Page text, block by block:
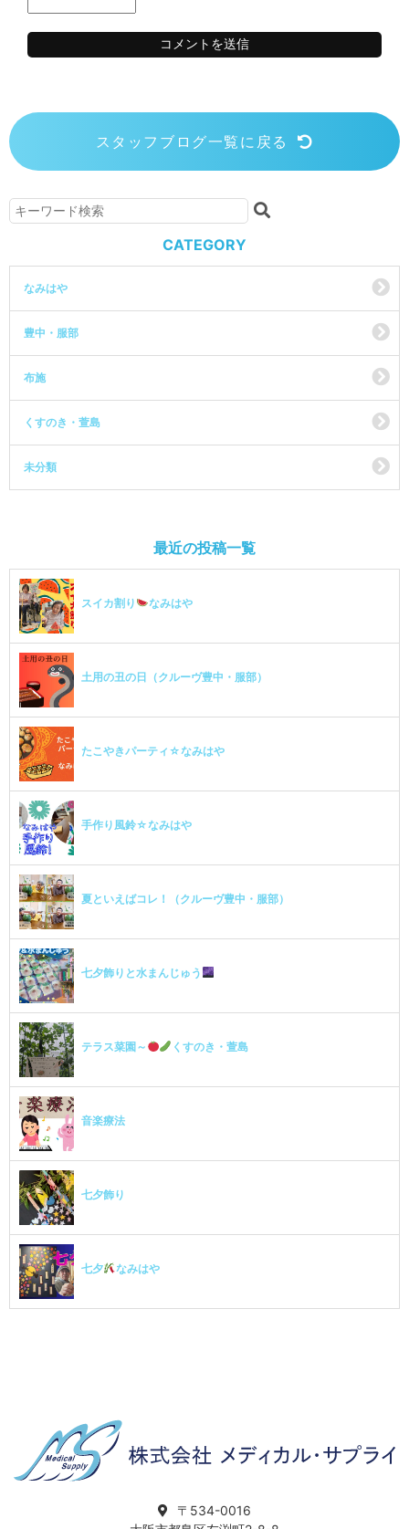
スタッフブログ一覧に戻る
CATEGORY
なみはや
豊中・服部
布施
くすのき・萱島
未分類
最近の投稿一覧
スイカ割り なみはや
土用の丑の日（クルーヴ豊中・服部）
たこやきパーティ☆なみはや
手作り風鈴☆なみはや
夏といえばコレ！（クルーヴ豊中・服部）
七夕飾りと水まんじゅう
テラス菜園～ くすのき・萱島
音楽療法
七夕飾り
七夕 なみはや
〒534-0016